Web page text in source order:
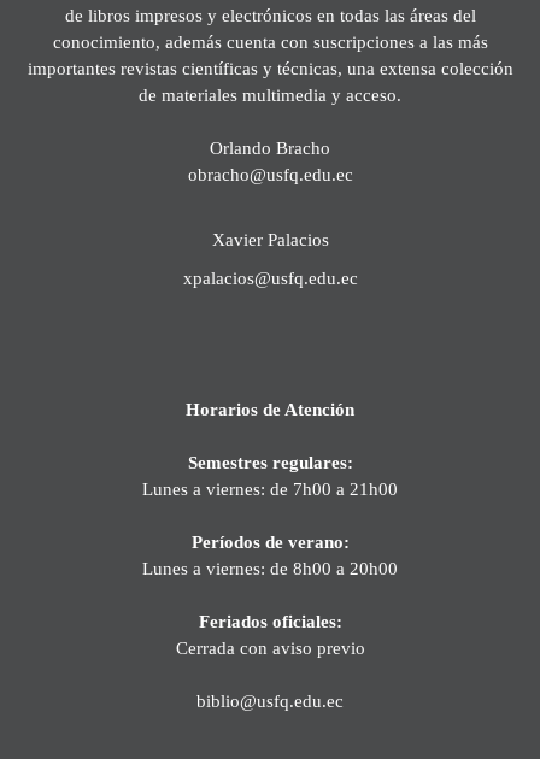
de libros impresos y electrónicos en todas las áreas del
conocimiento, además cuenta con suscripciones a las más
importantes revistas científicas y técnicas, una extensa colección
de materiales multimedia y acceso.
Orlando Bracho
obracho@usfq.edu.ec
Xavier Palacios
xpalacios@usfq.edu.ec
Horarios de Atención
Semestres regulares:
Lunes a viernes: de 7h00 a 21h00
Períodos de verano:
Lunes a viernes: de 8h00 a 20h00
Feriados oficiales:
Cerrada con aviso previo
biblio@usfq.edu.ec